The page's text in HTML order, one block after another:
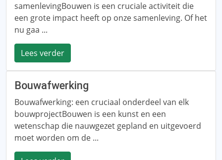
samenlevingBouwen is een cruciale activiteit die
een grote impact heeft op onze samenleving. Of het
nu gaa ...
Lees verder
Bouwafwerking
Bouwafwerking: een cruciaal onderdeel van elk
bouwprojectBouwen is een kunst en een
wetenschap die nauwgezet gepland en uitgevoerd
moet worden om de ...